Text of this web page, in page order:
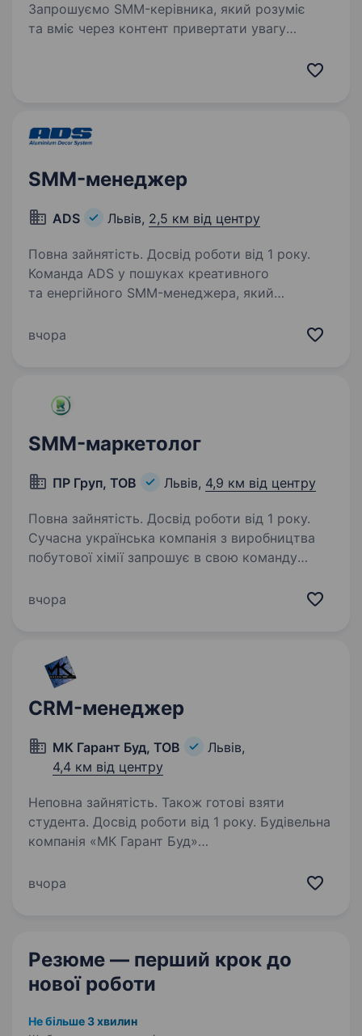
Запрошуємо SMM-керівника, який розуміє
та вміє через контент привертати увагу
та впливати на кількість звернень за якими
SMM-менеджер
ADS Львів, 2,5 км від центру
Повна зайнятість. Досвід роботи від 1 року.
Команда ADS у пошуках креативного
та енергійного SMM-менеджера, який
мережах та залучати нових клієнтів!
вчора
SMM-маркетолог
ПР Груп, ТОВ Львів, 4,9 км від центру
Повна зайнятість. Досвід роботи від 1 року.
Сучасна українська компанія з виробництва
побутової хімії запрошує в свою команду
роботи SMM-менеджером або маркетологом
вчора
CRM-менеджер
МК Гарант Буд, ТОВ
Львів,
4,4 км від центру
Неповна зайнятість. Також готові взяти
студента. Досвід роботи від 1 року. Будівельна
компанія «МК Гарант Буд»
CRM-менеджера. Обов’язки: ведення сайту,
вчора
Резюме — перший крок до
нової роботи
Не більше 3 хвилин